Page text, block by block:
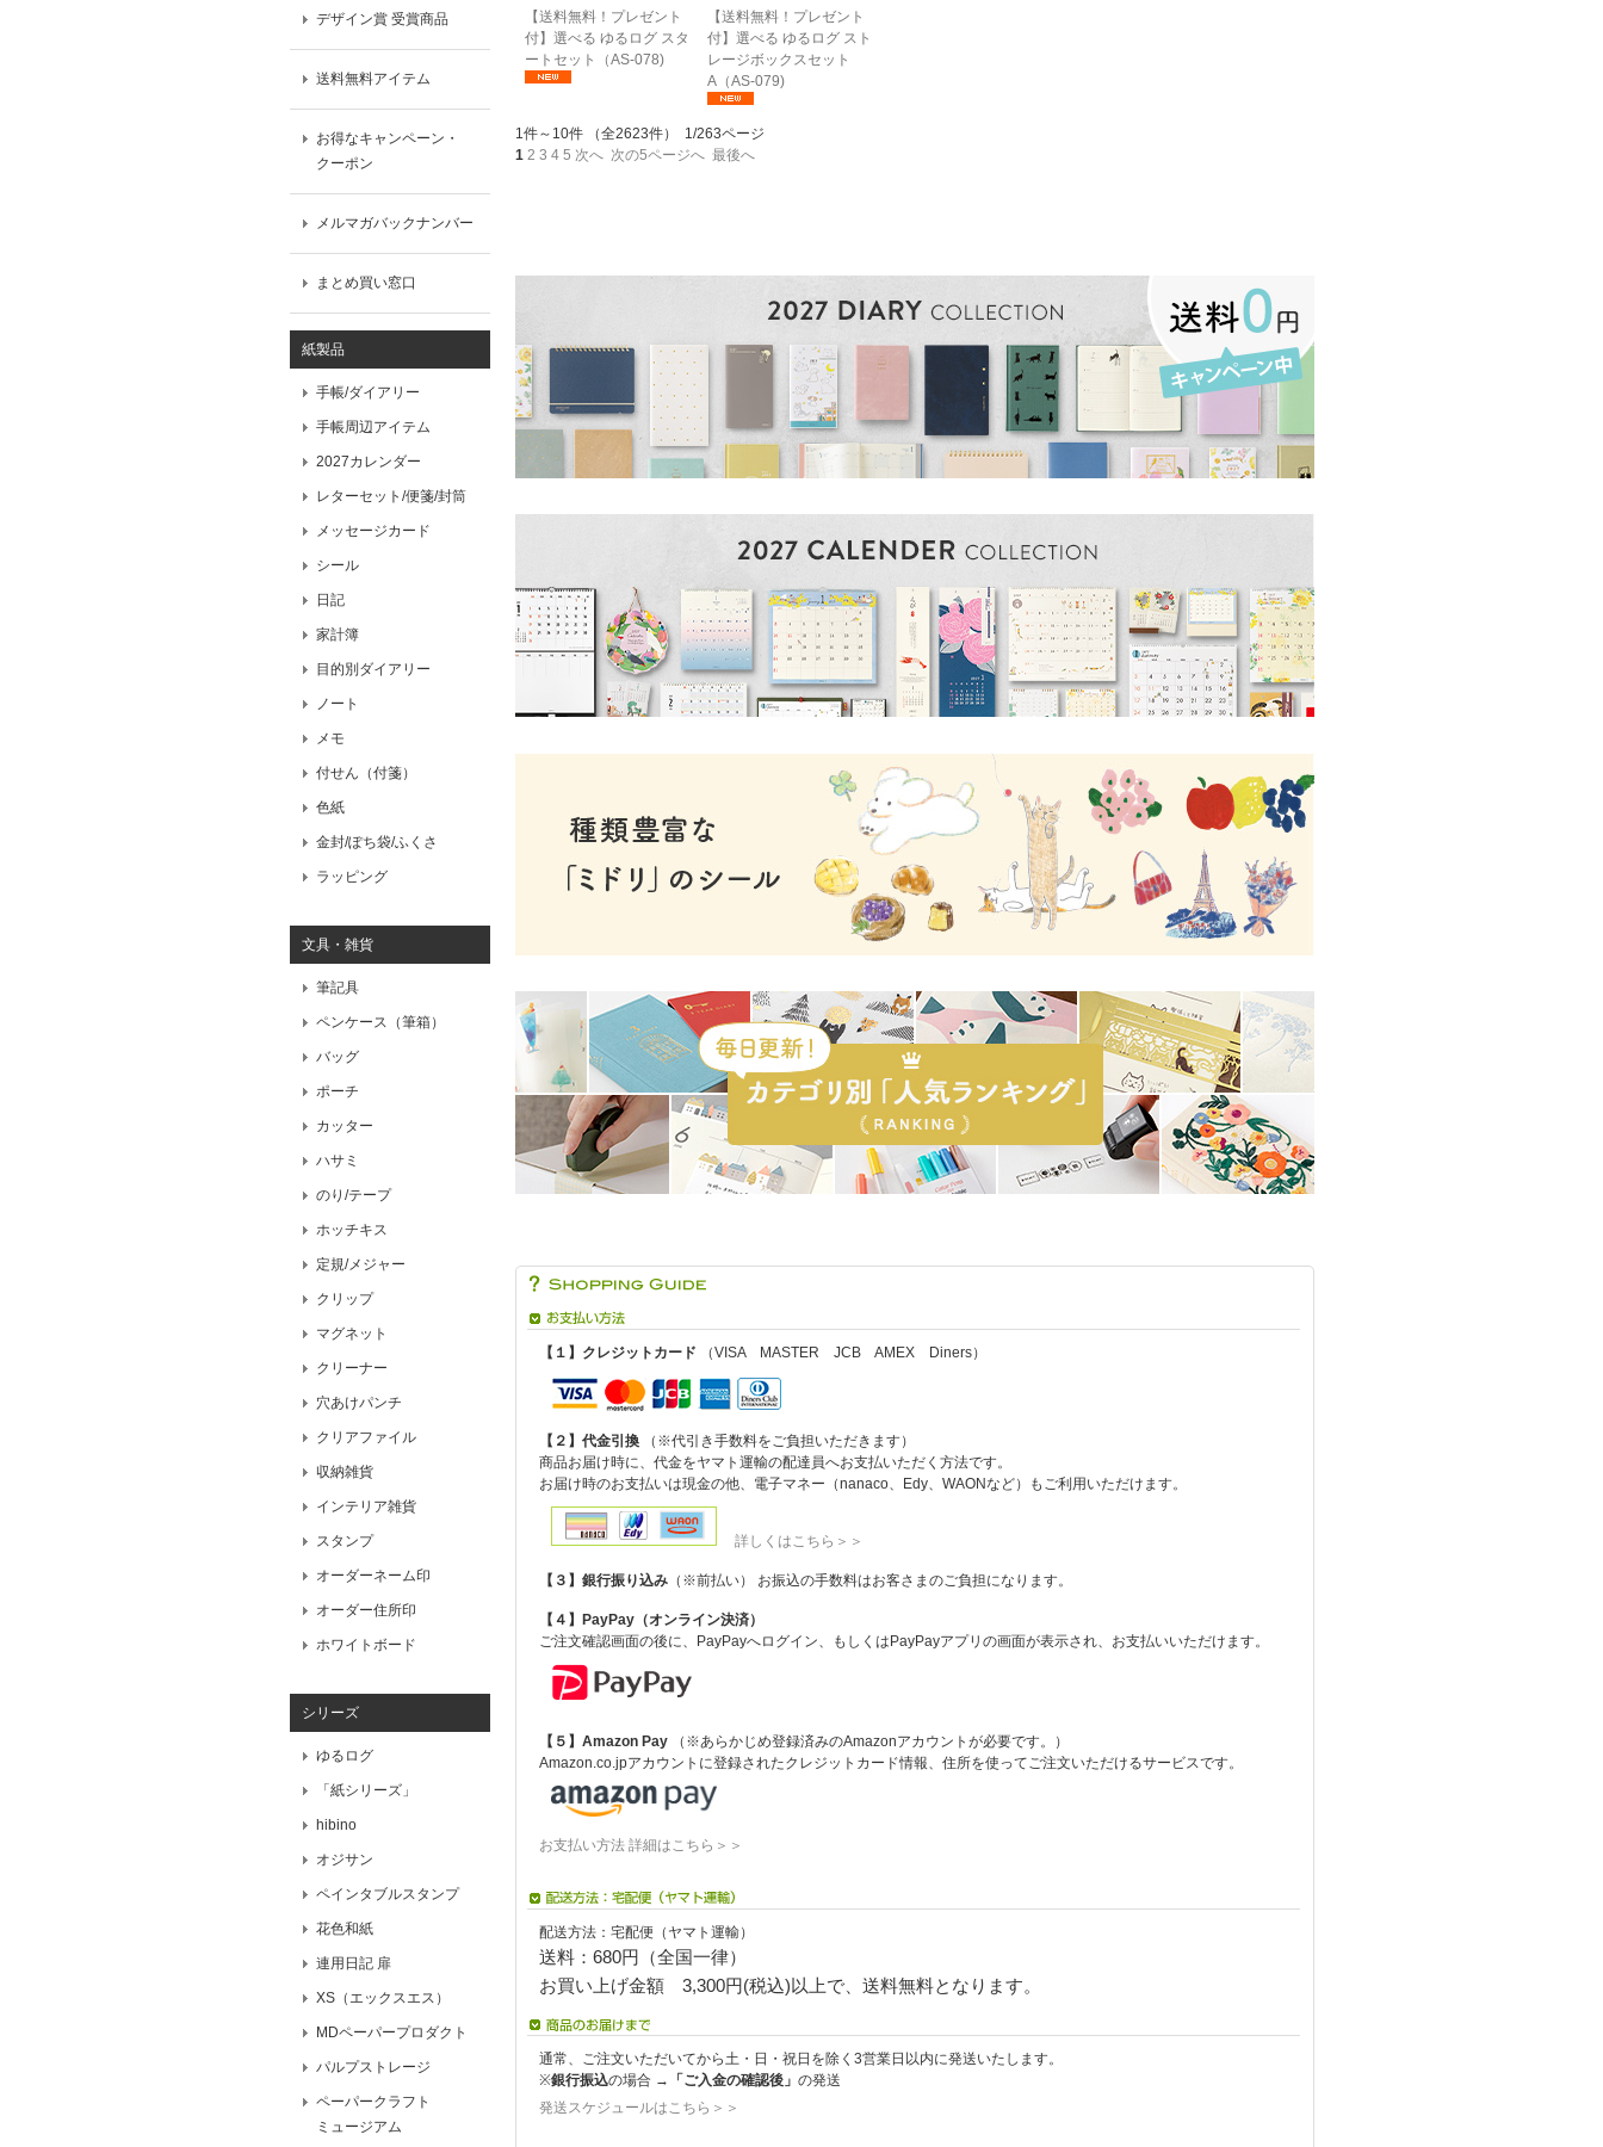
デザイン賞 受賞商品
送料無料アイテム
お得なキャンペーン・
クーポン
メルマガバックナンバー
まとめ買い窓口
紙製品
手帳/ダイアリー
手帳周辺アイテム
2027カレンダー
レターセット/便箋/封筒
メッセージカード
シール
日記
家計簿
目的別ダイアリー
ノート
メモ
付せん（付箋）
色紙
金封/ぽち袋/ふくさ
ラッピング
文具・雑貨
筆記具
ペンケース（筆箱）
バッグ
ポーチ
カッター
ハサミ
のり/テープ
ホッチキス
定規/メジャー
クリップ
マグネット
クリーナー
穴あけパンチ
クリアファイル
収納雑貨
インテリア雑貨
スタンプ
オーダーネーム印
オーダー住所印
ホワイトボード
シリーズ
ゆるログ
「紙シリーズ」
hibino
オジサン
ペインタブルスタンプ
花色和紙
連用日記 扉
XS（エックスエス）
MDペーパープロダクト
パルプストレージ
ペーパークラフト
ミュージアム
【送料無料！プレゼント
付】選べる ゆるログ スタ
ートセット（AS-078)
【送料無料！プレゼント
付】選べる ゆるログ スト
レージボックスセット
A（AS-079)
1件～10件 （全2623件） 1/263ページ
1 2 3 4 5 次へ 次の5ページへ 最後へ
【１】クレジットカード （VISA MASTER JCB AMEX Diners）
【２】代金引換 （※代引き手数料をご負担いただきます）
商品お届け時に、代金をヤマト運輸の配達員へお支払いただく方法です。
お届け時のお支払いは現金の他、電子マネー（nanaco、Edy、WAONなど）もご利用いただけます。
詳しくはこちら＞＞
【３】銀行振り込み （※前払い） お振込の手数料はお客さまのご負担になります。
【４】PayPay（オンライン決済）
ご注文確認画面の後に、PayPayへログイン、もしくはPayPayアプリの画面が表示され、お支払いいただけます。
【５】Amazon Pay （※あらかじめ登録済みのAmazonアカウントが必要です。）
Amazon.co.jpアカウントに登録されたクレジットカード情報、住所を使ってご注文いただけるサービスです。
お支払い方法 詳細はこちら＞＞
配送方法：宅配便（ヤマト運輸）
送料：680円（全国一律）
お買い上げ金額 3,300円(税込)以上で、送料無料となります。
通常、ご注文いただいてから土・日・祝日を除く3営業日以内に発送いたします。
※銀行振込の場合 → 「ご入金の確認後」 の発送
発送スケジュールはこちら＞＞